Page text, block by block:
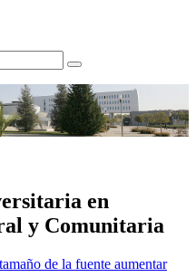
en
y Comunitaria
de la fuente aumentar